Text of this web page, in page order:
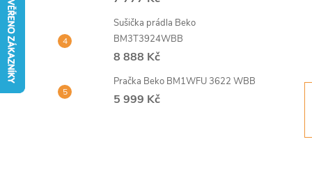
a
n
Sušička prádla Beko
BM3T3924WBB
8 888 Kč
Pračka Beko BM1WFU 3622 WBB
5 999 Kč